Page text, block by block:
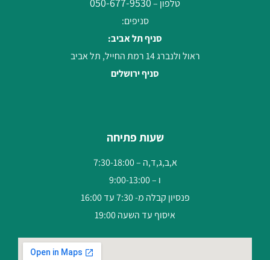
טלפון –
סניפים:
סניף תל אביב:
ראול ולנברג 14 רמת החייל, תל אביב
סניף ירושלים
שעות פתיחה
א,ב,ג,ד,ה – 7:30-18:00
ו – 9:00-13:00
פנסיון קבלה מ- 7:30 עד 16:00
איסוף עד השעה 19:00